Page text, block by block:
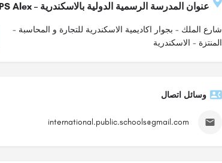
عنوان المدرسة الرسمية الدولية بالاسكندرية – IPS Alex
شارع الملك - بجوار اكاديمية الاسكندرية للتجارة و المحاسبة -
المنتزة - الاسكندرية
وسائل اتصال
international.public.schools@gmail.com